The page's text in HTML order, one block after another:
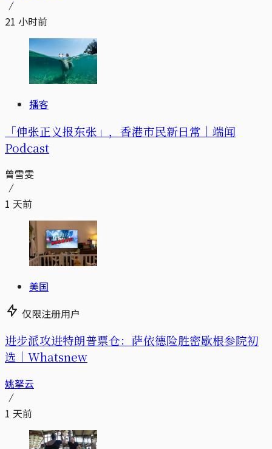
21 小时前
播客
「伸张正义报东张」，香港市民新日常｜端闻
Podcast
曾雪雯
1 天前
美国
仅限注册用户
进步派攻进特朗普票仓：萨依德险胜密歇根参院初
选｜Whatsnew
姚拏云
1 天前